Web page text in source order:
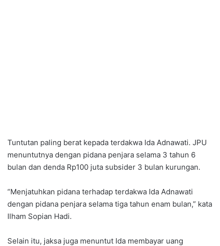
Tuntutan paling berat kepada terdakwa Ida Adnawati. JPU
menuntutnya dengan pidana penjara selama 3 tahun 6
bulan dan denda Rp100 juta subsider 3 bulan kurungan.
“Menjatuhkan pidana terhadap terdakwa Ida Adnawati
dengan pidana penjara selama tiga tahun enam bulan,” kata
Ilham Sopian Hadi.
Selain itu, jaksa juga menuntut Ida membayar uang